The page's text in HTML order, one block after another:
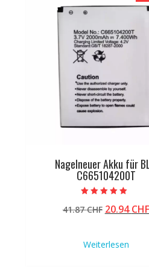
Nagelneuer Akku für
C665104200T
5.00
von 5
41.87CHF
41.87 CHF
20.94CHF
Weiterlesen